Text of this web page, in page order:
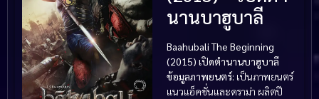
นานบาฮูบาลี
Baahubali The Beginning
(2015) เปิดตำนานบาฮูบาลี
ข้อมูลภาพยนตร์: เป็นภาพยนตร์
แนวแอ็คชั่นและดราม่า ผลิตปี